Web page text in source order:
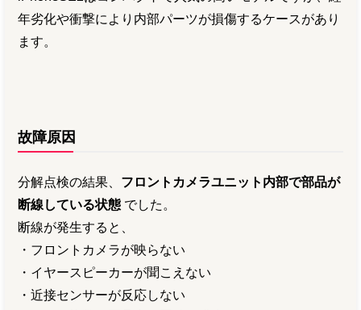
年劣化や衝撃により内部パーツが損傷するケースがあり
ます。
故障原因
分解点検の結果、 フロントカメラユニット内部で部品が
断線している状態 でした。
断線が発生すると、
・フロントカメラが映らない
・イヤースピーカーが聞こえない
・近接センサーが反応しない